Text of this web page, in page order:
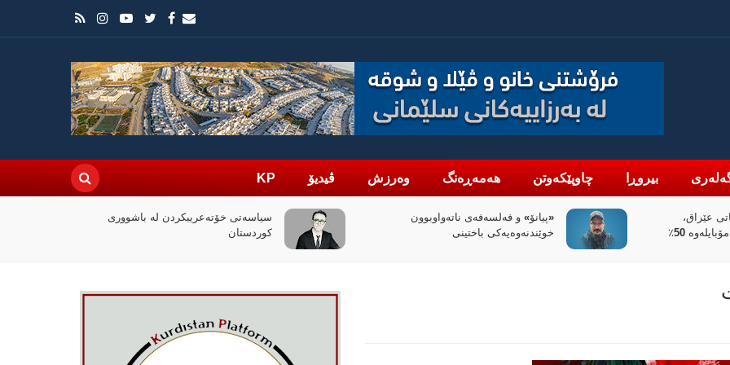
بیروڕا چاوپێکەوتن هەمەڕەنگ وەرزش ڤیدیۆ KP
سیاسەتی خۆتەعریبکردن لە باشووری
کوردستان
چۆن فیلمی (ئۆدیسە)ی کریستۆفەر نۆلان
بووبە ڕووداوێکی جیهانی؟